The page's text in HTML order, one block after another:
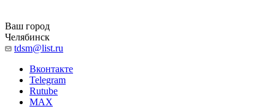
Ваш город
Челябинск
tdsm@list.ru
Вконтакте
Telegram
Rutube
MAX